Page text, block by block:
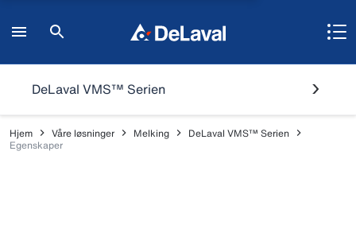
DeLaval VMS™ Serien
Hjem Våre løsninger Melking
DeLaval VMS™ Serien
Egenskaper